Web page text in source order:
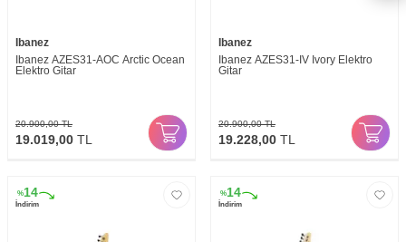
Ibanez
Ibanez AZES31-AOC Arctic Ocean
Elektro Gitar
20.900,00TL
19.019,00 TL
Ibanez
Ibanez AZES31-IV Ivory Elektro
Gitar
20.900,00TL
19.228,00 TL
%14
İndirim
%14
İndirim